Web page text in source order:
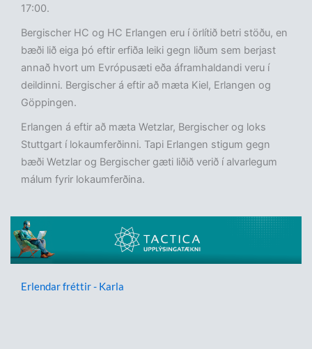
17:00.
Bergischer HC og HC Erlangen eru í örlítið betri stöðu, en
bæði lið eiga þó eftir erfiða leiki gegn liðum sem berjast
annað hvort um Evrópusæti eða áframhaldandi veru í
deildinni. Bergischer á eftir að mæta Kiel, Erlangen og
Göppingen.
Erlangen á eftir að mæta Wetzlar, Bergischer og loks
Stuttgart í lokaumferðinni. Tapi Erlangen stigum gegn
bæði Wetzlar og Bergischer gæti liðið verið í alvarlegum
málum fyrir lokaumferðina.
Erlendar fréttir - Karla